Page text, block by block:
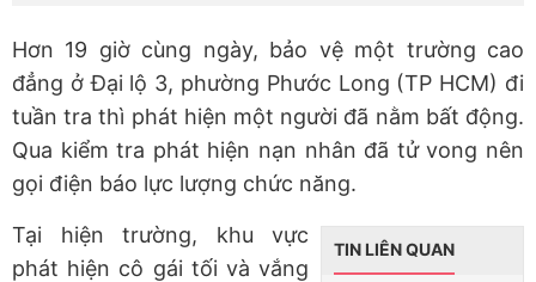
Hơn 19 giờ cùng ngày, bảo vệ một trường cao
đẳng ở Đại lộ 3, phường Phước Long (TP HCM) đi
tuần tra thì phát hiện một người đã nằm bất động.
Qua kiểm tra phát hiện nạn nhân đã tử vong nên
gọi điện báo lực lượng chức năng.
TIN LIÊN QUAN
Tại hiện trường, khu vực
phát hiện cô gái tối và vắng